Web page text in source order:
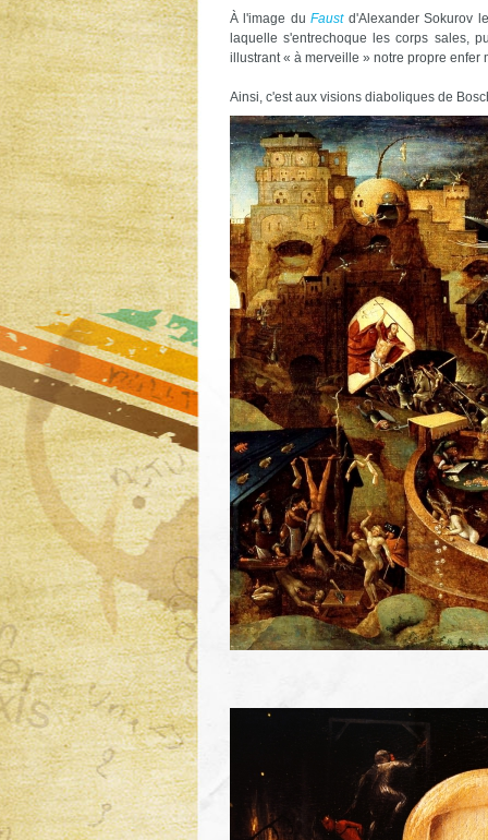
À l'image duFaustd'Alexander Sokurov
laquelle s'entrechoque les corps sales,
illustrant « à merveille » notre propre enfer
Ainsi, c'est aux visions diaboliques de